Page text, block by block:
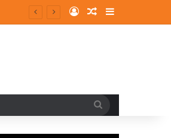
Log InRandom Article
Sidebar